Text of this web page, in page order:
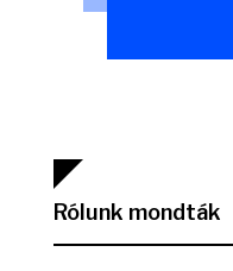
Rólunk mondták